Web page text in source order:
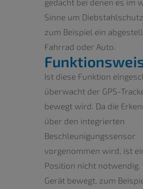
Sinne um
zum Beispiel ein
Fahrrad oder Auto.
Ist diese Funktion
überwacht der GPS-
bewegt wird. Da die
über den integrierten
Beschleunigungssensor
vorgenommen wird, ist
Position nicht notwendig.
Gerät bewegt, zum